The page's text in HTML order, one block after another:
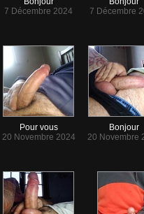
7 Décembre 2024
7 Décembre
Pour vous
20 Novembre 2024
Bonjour
20 Novembre